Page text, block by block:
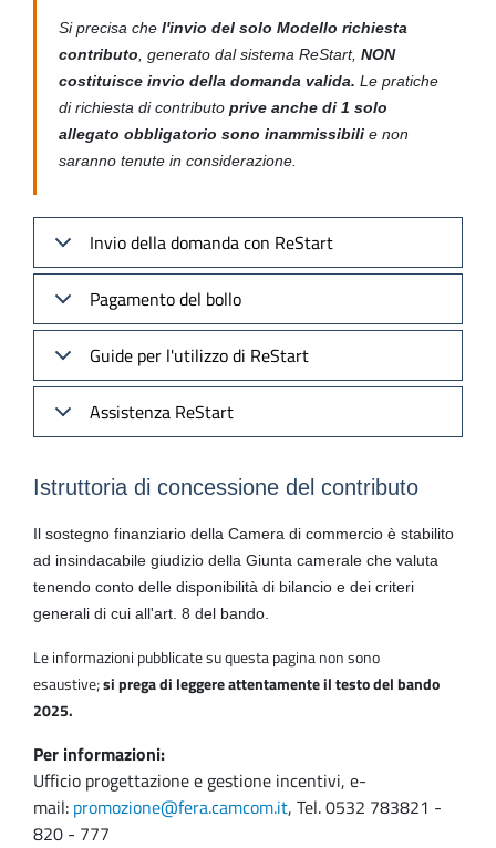
Si precisa che l'invio del solo Modello richiesta
contributo generato dal sistema ReStart, NON
costituisce invio della domanda valida. Le pratiche
di richiesta di contributo prive anche di 1 solo
allegato obbligatorio sono inammissibili e non
saranno tenute in considerazione.
Invio della domanda con ReStart
Pagamento del bollo
Guide per l'utilizzo di ReStart
Assistenza ReStart
Istruttoria di concessione del contributo
Il sostegno finanziario della Camera di commercio è stabilito
ad insindacabile giudizio della Giunta camerale che valuta
tenendo conto delle disponibilità di bilancio e dei criteri
generali di cui all'art. 8 del bando.
Le informazioni pubblicate su questa pagina non sono
esaustive;si prega di leggere attentamente il testo del bando
2025.
Per informazioni:
Ufficio progettazione e gestione incentivi, e-
mail: promozione@fera.camcom.it, Tel. 0532 783821 -
820 - 777